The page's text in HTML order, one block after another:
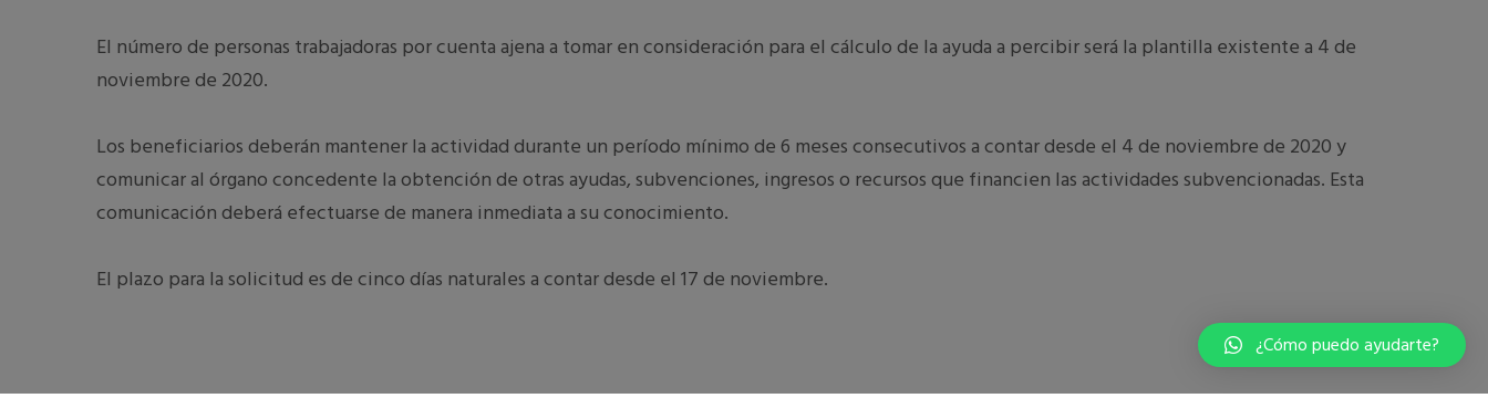
El número de personas trabajadoras por cuenta ajena a tomar en consideración para el cálculo de la ayuda a percibir será la plantilla existente a 4 de
noviembre de 2020.
Los beneficiarios deberán mantener la actividad durante un período mínimo de 6 meses consecutivos a contar desde el 4 de noviembre de 2020 y
comunicar al órgano concedente la obtención de otras ayudas, subvenciones, ingresos o recursos que financien las actividades subvencionadas. Esta
comunicación deberá efectuarse de manera inmediata a su conocimiento.
El plazo para la solicitud es de cinco días naturales a contar desde el 17 de noviembre.
¿Cómo puedo ayudarte?